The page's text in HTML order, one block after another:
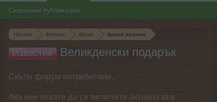
Начало Форуми Архив Архив новини
Известие Великденски подарък
Скъпи форум потребители,
Ако вие искате да се включите активно във
Скорошни публикации